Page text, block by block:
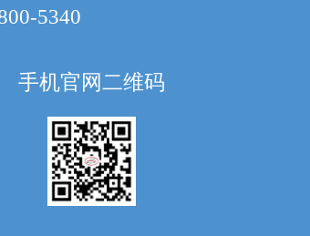
5340
手机官网二维码